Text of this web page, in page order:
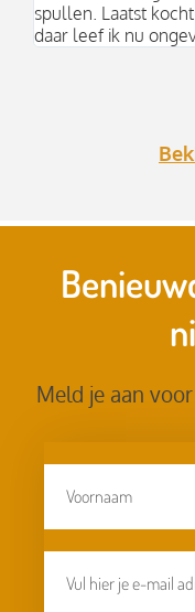
spullen. Laatst
daar leef ik nu
Meld je aan